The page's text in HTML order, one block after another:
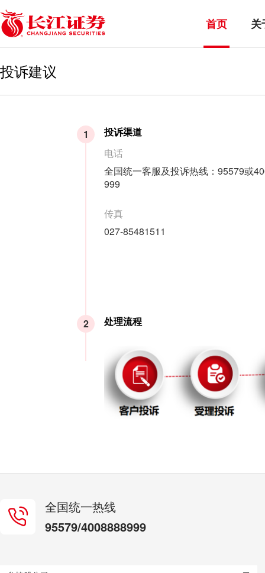
首页 关
投诉建议
1
投诉渠道
电话
全国统一客服及投诉热线：95579或
999
传真
027-85481511
2 处理流程
全国统一热线
95579/4008888999